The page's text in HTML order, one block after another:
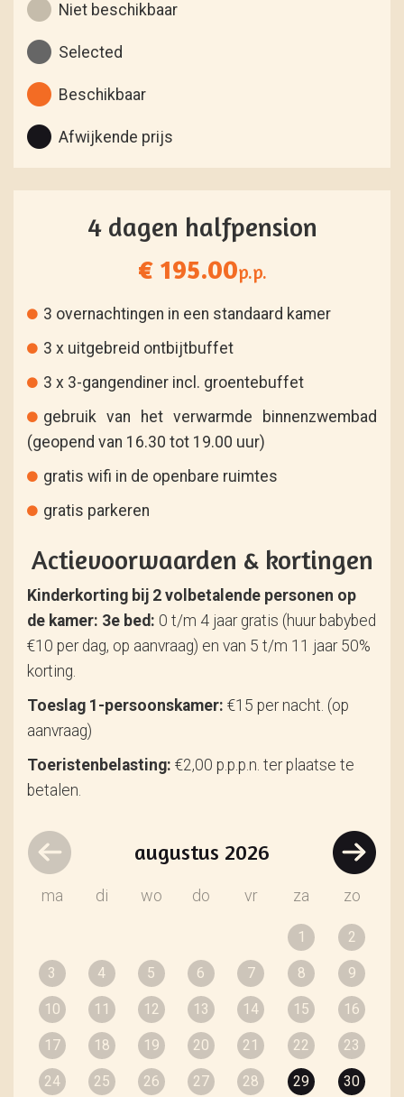
Niet beschikbaar
Selected
Beschikbaar
Afwijkende prijs
4 dagen halfpension
€ 195.00p.p.
3 overnachtingen in een standaard kamer
3 x uitgebreid ontbijtbuffet
3 x 3-gangendiner incl. groentebuffet
gebruik van het verwarmde binnenzwembad
(geopend van 16.30 tot 19.00 uur)
gratis wifi in de openbare ruimtes
gratis parkeren
Actievoorwaarden & kortingen
Kinderkorting bij 2 volbetalende personen op
de kamer: 3e bed: 0 t/m 4 jaar gratis (huur babybed
€10 per dag, op aanvraag) en van 5 t/m 11 jaar 50%
korting.
Toeslag 1-persoonskamer: €15 per nacht. (op
aanvraag)
Toeristenbelasting: €2,00 p.p.p.n. ter plaatse te
betalen.
augustus 2026
ma di wo do vr za zo
1 2
3 4 5 6 7 8 9
10 11 12 13 14 15 16
17 18 19 20 21 22 23
24 25 26 27 28 29 30